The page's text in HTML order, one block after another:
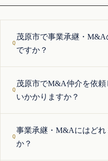
茂原市で事業承継・
ですか？
茂原市でM&A仲介を依
いかかりますか？
事業承継・M&Aにはど
か？